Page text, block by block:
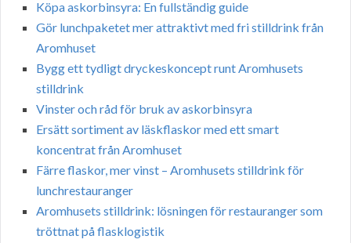
Köpa askorbinsyra: En fullständig guide
Gör lunchpaketet mer attraktivt med fri stilldrink från
Aromhuset
Bygg ett tydligt dryckeskoncept runt Aromhusets
stilldrink
Vinster och råd för bruk av askorbinsyra
Ersätt sortiment av läskflaskor med ett smart
koncentrat från Aromhuset
Färre flaskor, mer vinst – Aromhusets stilldrink för
lunchrestauranger
Aromhusets stilldrink: lösningen för restauranger som
tröttnat på flasklogistik